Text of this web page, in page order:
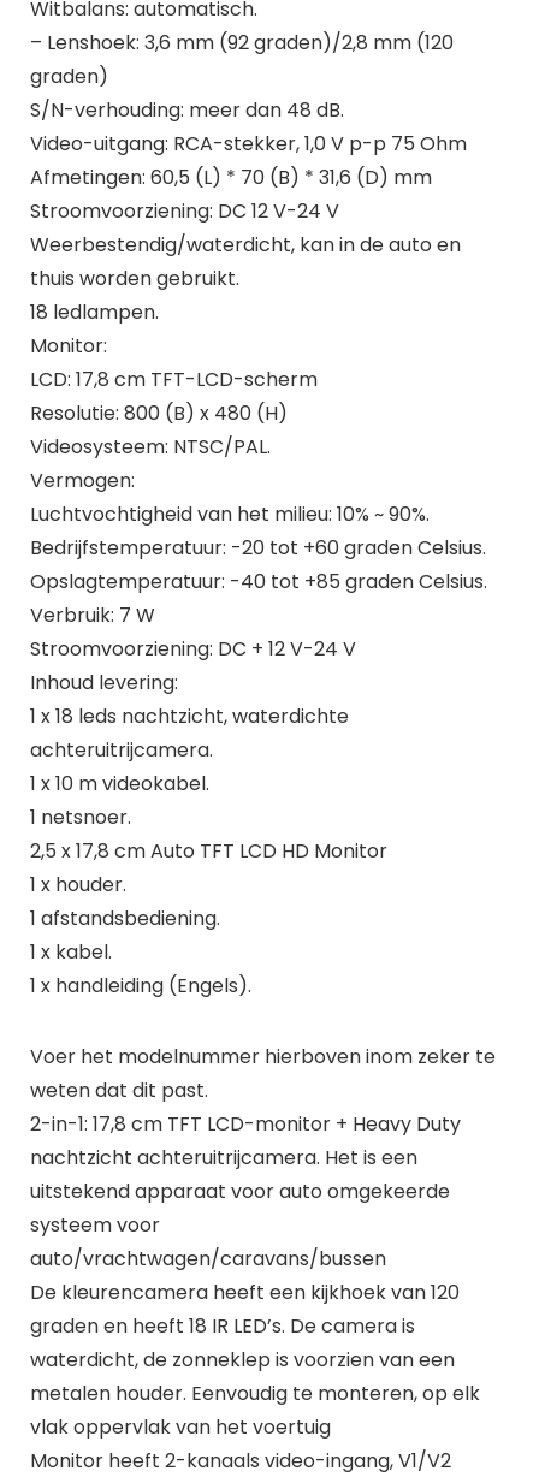
Witbalans: automatisch.
– Lenshoek: 3,6 mm (92 graden)/2,8 mm (120
graden)
S/N-verhouding: meer dan 48 dB.
Video-uitgang: RCA-stekker, 1,0 V p-p 75 Ohm
Afmetingen: 60,5 (L) * 70 (B) * 31,6 (D) mm
Stroomvoorziening: DC 12 V-24 V
Weerbestendig/waterdicht, kan in de auto en
thuis worden gebruikt.
18 ledlampen.
Monitor:
LCD: 17,8 cm TFT-LCD-scherm
Resolutie: 800 (B) x 480 (H)
Videosysteem: NTSC/PAL.
Vermogen:
Luchtvochtigheid van het milieu: 10% ~ 90%.
Bedrijfstemperatuur: -20 tot +60 graden Celsius.
Opslagtemperatuur: -40 tot +85 graden Celsius.
Verbruik: 7 W
Stroomvoorziening: DC + 12 V-24 V
Inhoud levering:
1 x 18 leds nachtzicht, waterdichte
achteruitrijcamera.
1 x 10 m videokabel.
1 netsnoer.
2,5 x 17,8 cm Auto TFT LCD HD Monitor
1 x houder.
1 afstandsbediening.
1 x kabel.
1 x handleiding (Engels).
Voer het modelnummer hierboven inom zeker te
weten dat dit past.
2-in-1: 17,8 cm TFT LCD-monitor + Heavy Duty
nachtzicht achteruitrijcamera. Het is een
uitstekend apparaat voor auto omgekeerde
systeem voor
auto/vrachtwagen/caravans/bussen
De kleurencamera heeft een kijkhoek van 120
graden en heeft 18 IR LED’s. De camera is
waterdicht, de zonneklep is voorzien van een
metalen houder. Eenvoudig te monteren, op elk
vlak oppervlak van het voertuig
Monitor heeft 2-kanaals video-ingang, V1/V2